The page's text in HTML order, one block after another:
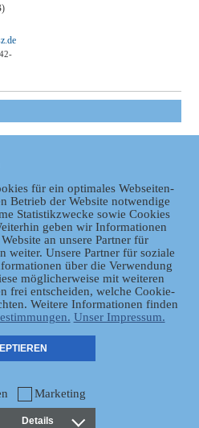
für ein optimales Webseiten-
Betrieb der Website notwendige
Statistikzwecke sowie Cookies
geben wir Informationen
an unsere Partner für
weiter. Unsere Partner für soziale
über die Verwendung
möglicherweise mit weiteren
frei entscheiden, welche Cookie-
Weitere Informationen finden
Unser Impressum.
Marketing
Details